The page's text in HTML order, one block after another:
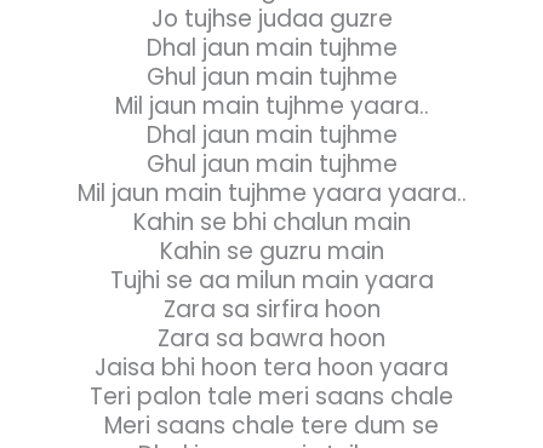
Jo tujhse judaa guzre
Dhal jaun main tujhme
Ghul jaun main tujhme
Mil jaun main tujhme yaara..
Dhal jaun main tujhme
Ghul jaun main tujhme
Mil jaun main tujhme yaara yaara..
Kahin se bhi chalun main
Kahin se guzru main
Tujhi se aa milun main yaara
Zara sa sirfira hoon
Zara sa bawra hoon
Jaisa bhi hoon tera hoon yaara
Teri palon tale meri saans chale
Meri saans chale tere dum se